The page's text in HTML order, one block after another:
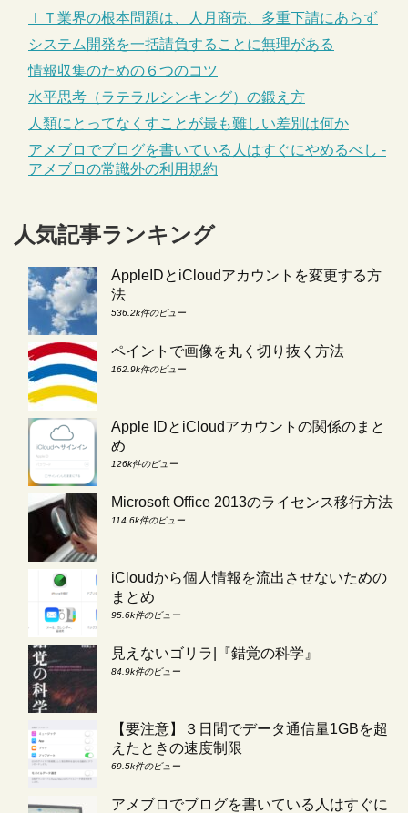
ＩＴ業界の根本問題は、人月商売、多重下請にあらず
システム開発を一括請負することに無理がある
情報収集のための６つのコツ
水平思考（ラテラルシンキング）の鍛え方
人類にとってなくすことが最も難しい差別は何か
アメブロでブログを書いている人はすぐにやめるべし -
アメブロの常識外の利用規約
人気記事ランキング
AppleIDとiCloudアカウントを変更する方
法
536.2k件のビュー
ペイントで画像を丸く切り抜く方法
162.9k件のビュー
Apple IDとiCloudアカウントの関係のまと
め
126k件のビュー
Microsoft Office 2013のライセンス移行方法
114.6k件のビュー
iCloudから個人情報を流出させないための
まとめ
95.6k件のビュー
見えないゴリラ|『錯覚の科学』
84.9k件のビュー
【要注意】３日間でデータ通信量1GBを超
えたときの速度制限
69.5k件のビュー
アメブロでブログを書いている人はすぐに